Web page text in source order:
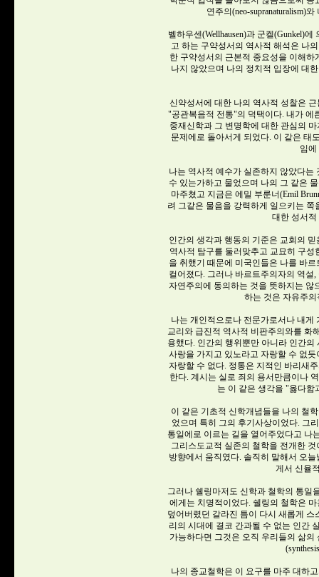
연주의(neo-supranaturalism)
벨하우센(Wellhausen)과 군켈(Gunkel)
고 하는 구약성서의 역사적 해석은 나
한 구약성서의 근본적 중요성을 이해
나지 않았으며 나의 정치적 입장에 대
신약성서에 대한 나의 역사적 성찰은
"공관복음적 전통"의 덕택이다. 내가 에
중재신학과 그 변명학에 대한 관심의
문제에로 돌아서게 되었다. 이 같은 태
임
나는 역사적 예수가 실존하지 않았다
수 있는가하고 물었으며 나의 그 같은
마주쳤고 지금은 에밀 부룬너(Emil
려 그같은 물음을 강력하게 일으키는
대한 성서
인간의 생각과 행동의 기준은 교회의
역사적 탐구를 둘러맞추고 교묘히 구
을 취했기 때문에 미국인들은 나를 바
컬어졌다. 그러나 바르트주의자의 역
자연주의에 동의하는 것을 뜻하지는 않
하는 것은 자유주
나는 개인적으로나 전문가로서나 내
교리와 급진적 역사적 비판주의와를 화
용했다. 인간의 행위뿐만 아니라 인간
사랑을 가지고 있노라고 자랑할 수 없
자랑할 수 없다. 정통은 지적인 바리새
한다. 계시는 실로 죄의 용서만큼이나
는 이 같은 생각을 "옳다
이 같은 기초적 신학개념들을 나의 철
었으며 특히 그의 후기사상이었다. 그
통일에로 이르는 길을 열어주었다고 나
그리스도교적 실존의 철학을 전개한
방향에서 움직였다. 솔직히 말해서 오
게서 신율
그러나 쉘링마저도 신학과 철학의 통일
에게는 치명적이었다. 쉘링의 철학은
덮어버렸던 갈라진 틈이 다시 새롭게
리의 시대에 결코 간과될 수 없는 인간
가능하다면 그것은 오직 우리들의 삶
나의 종교철학은 이 요구를 마주 대하